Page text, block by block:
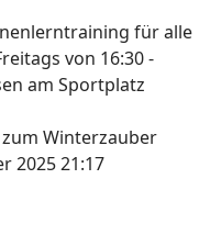
für alle
von 16:30 -
am Sportplatz
Winterzauber
2025 21:17